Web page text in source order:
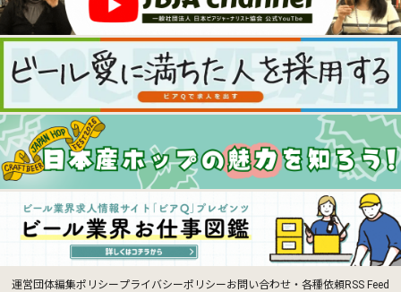
運営団体編集ポリシープライバシーポリシーお問い合わせ・各種依頼RSS Feed